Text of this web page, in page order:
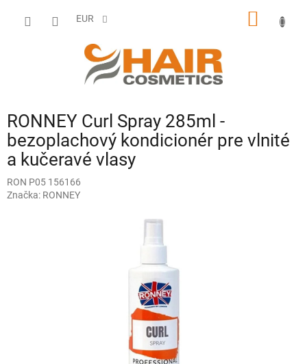
EUR
RONNEY Curl Spray 285ml -
bezoplachový kondicionér pre vlnité
a kučeravé vlasy
RON P05 156166
Značka: RONNEY